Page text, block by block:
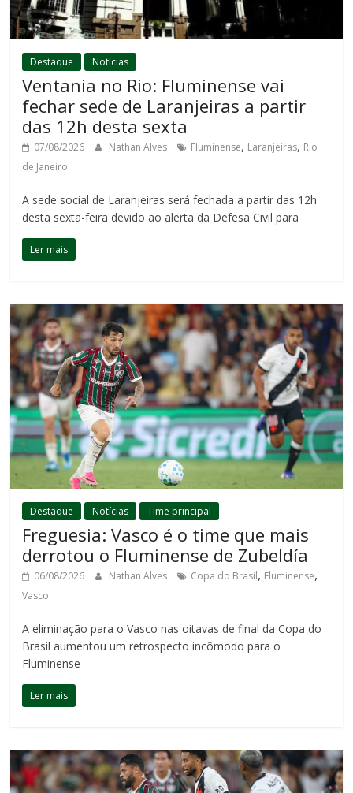
Destaque Notícias
Ventania no Rio: Fluminense vai
fechar sede de Laranjeiras a partir
das 12h desta sexta
07/08/2026 Nathan Alves Fluminense, Laranjeiras, Rio
de Janeiro
A sede social de Laranjeiras será fechada a partir das 12h
desta sexta-feira devido ao alerta da Defesa Civil para
Ler mais
Destaque Notícias Time principal
Freguesia: Vasco é o time que mais
derrotou o Fluminense de Zubeldía
06/08/2026 Nathan Alves Copa do Brasil, Fluminense,
Vasco
A eliminação para o Vasco nas oitavas de final da Copa do
Brasil aumentou um retrospecto incômodo para o
Fluminense
Ler mais